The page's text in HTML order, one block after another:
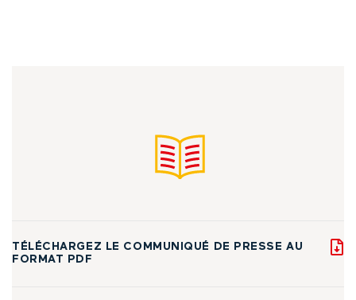
TÉLÉCHARGEZ LE COMMUNIQUÉ DE PRESSE AU
FORMAT PDF